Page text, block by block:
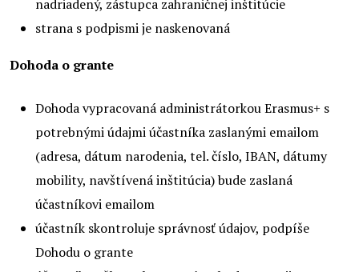
nadriadený, zástupca zahraničnej inštitúcie
strana s podpismi je naskenovaná
Dohoda o grante
Dohoda vypracovaná administrátorkou Erasmus+ s
potrebnými údajmi účastníka zaslanými emailom
(adresa, dátum narodenia, tel. číslo, IBAN, dátumy
mobility, navštívená inštitúcia) bude zaslaná
účastníkovi emailom
účastník skontroluje správnosť údajov, podpíše
Dohodu o grante